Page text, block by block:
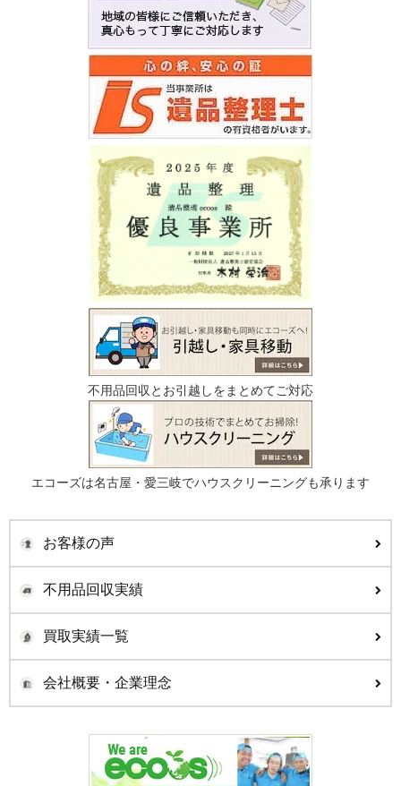
不用品回収とお引越しをまとめてご対応
エコーズは名古屋・愛三岐でハウスクリーニングも承ります
お客様の声
不用品回収実績
買取実績一覧
会社概要・企業理念